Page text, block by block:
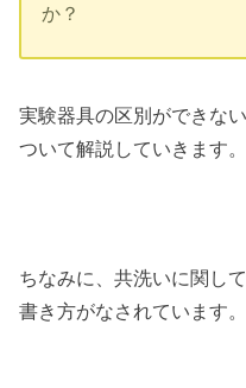
か？
実験器具の区別ができな
ついて解説していきます。
ちなみに、共洗いに関し
書き方がなされています。